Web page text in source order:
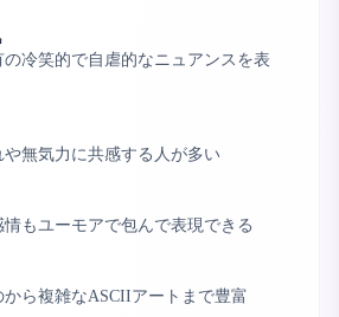
冷笑的で自虐的なニュアンスを表
無気力に共感する人が多い
もユーモアで包んで表現できる
から複雑なASCIIアートまで豊富